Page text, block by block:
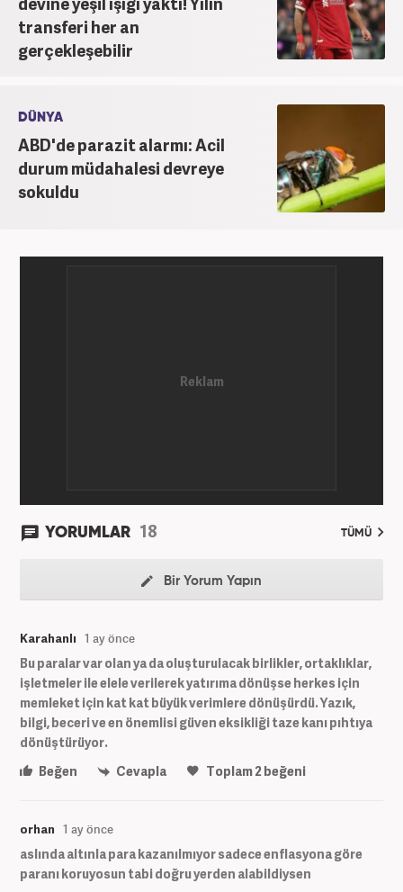
transferi her an
gerçekleşebilir
DÜNYA
ABD'de parazit alarmı: Acil
durum müdahalesi devreye
sokuldu
YORUMLAR 18 TÜMÜ
Bir Yorum Yapın
Karahanlı 1 ay önce
Bu paralar var olan ya da oluşturulacak birlikler, ortaklıklar,
işletmeler ile elele verilerek yatırıma dönüşse herkes için
memleket için kat kat büyük verimlere dönüşürdü. Yazık,
bilgi, beceri ve en önemlisi güven eksikliği taze kanı pıhtıya
dönüştürüyor.
Beğen
Cevapla Toplam2 beğeni
orhan 1 ay önce
aslında altınla para kazanılmıyor sadece enflasyona göre
paranı koruyosun tabi doğru yerden alabildiysen